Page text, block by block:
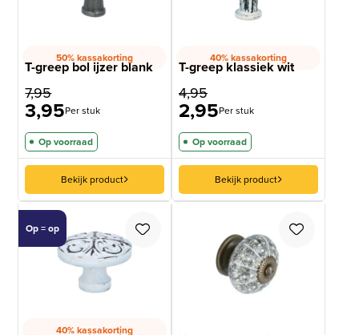
50% kassakorting
T-greep bol ijzer blank
7,95
3,95Per stuk
Op voorraad
Bekijk product
40% kassakorting
T-greep klassiek wit
4,95
2,95Per stuk
Op voorraad
Bekijk product
Op = op
40% kassakorting